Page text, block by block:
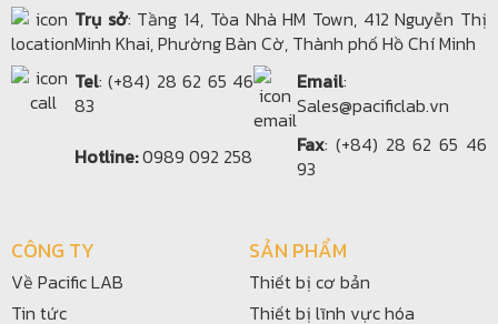
Trụ sở: Tầng 14, Tòa Nhà HM Town, 412 Nguyễn Thị
Minh Khai, Phường Bàn Cờ, Thành phố Hồ Chí Minh
Tel: (+84) 28 62 65 46
83
Email:
Sales@pacificlab.vn
Hotline:0989 092 258 Fax: (+84) 28 62 65 46
93
CÔNG TY
Về Pacific LAB
Tin tức
SẢN PHẨM
Thiết bị cơ bản
Thiết bị lĩnh vực hóa